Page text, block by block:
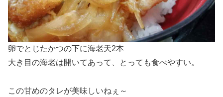
卵でとじたかつの下に海老天2本
大き目の海老は開いてあって、とっても食べやすい。
この甘めのタレが美味しいねぇ～